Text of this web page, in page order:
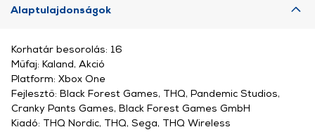
Alaptulajdonságok
Korhatár besorolás: 16
Műfaj: Kaland, Akció
Platform: Xbox One
Fejlesztő: Black Forest Games, THQ, Pandemic Studios,
Cranky Pants Games, Black Forest Games GmbH
Kiadó: THQ Nordic, THQ, Sega, THQ Wireless